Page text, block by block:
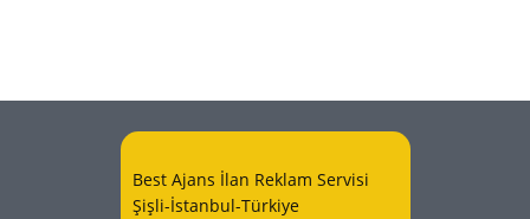
Best Ajans İlan Reklam Servisi
Şişli-İstanbul-Türkiye